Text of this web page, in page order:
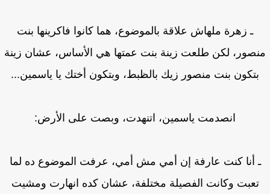
ـ زهرة ملهاش علاقة بالموضوع، هما كانوا فاكرينها بنت
لكن طلعت زينة بنت عمتها هي الأساس، عشان زينة
بتكون بنت منصور زيك بالظبط، وبتكون أختك يا ياسمين...
انصدمت ياسمين، اتنهدت، وبصت على الأرض:
أنا كنت عارفة إن أمي مش أمي، عرفت الموضوع ده لما
تعبت وكانت الفصيلة مختلفة، عشان كده انهارت ومشيت